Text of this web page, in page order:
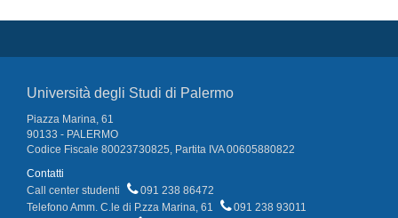
Università degli Studi di Palermo
Piazza Marina, 61
90133 - PALERMO
Codice Fiscale 80023730825, Partita IVA 00605880822
Contatti
Call center studenti
091 238 86472
Telefono Amm. C.le di P.zza Marina, 61
091 238 93011